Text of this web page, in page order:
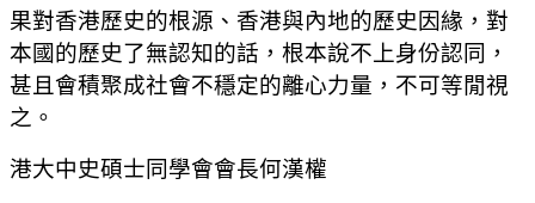
果對香港歷史的根源、香港與內地的歷史因緣，對
本國的歷史了無認知的話，根本說不上身份認同，
甚且會積聚成社會不穩定的離心力量，不可等閒視
之。
港大中史碩士同學會會長何漢權